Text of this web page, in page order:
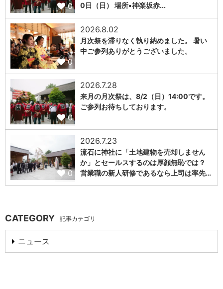
0
0日（日） 場所▪️神楽坂赤...
0
2026.8.02
月次祭を滞りなく執り納めました。 暑い
中ご参列ありがとうございました。
0
2026.7.28
来月の月次祭は、8/2（日）14:00です。
ご参列お待ちしております。
0
2026.7.23
流石に神社に「土地建物を売却しません
か」とセールスするのは厚顔無恥では？
営業職の新人研修であるなら上司は率先…
CATEGORY 記事カテゴリ
ニュース